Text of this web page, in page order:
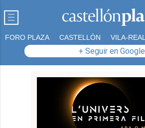
FORO PLAZA CASTELLÓN VILA-REAL
+ Seguir en Google